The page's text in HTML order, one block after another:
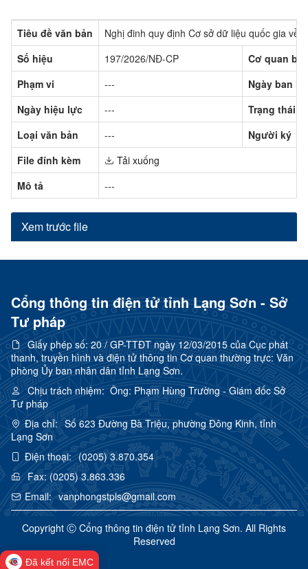
Tiêu đề văn bản
Nghị đinh quy định Cơ sở dữ liệu quốc gia về
Số hiệu
197/2026/NĐ-CP
Cơ quan
Phạm vi
---
Ngày ban
Ngày hiệu lực
---
Trạng thái
Loại văn bản
---
Người ký
File đính kèm
Tải xuống
Mô tả
---
Xem trước file
Cổng thông tin điện tử tỉnh Lạng Sơn - Sở
Tư pháp
Giấy phép số:20 / GP-TTĐT ngày 12/03/2015 của Cục phát
thanh, truyền hình và điện tử thông tin Cơ quan thường trực: Văn
phòng Ủy ban nhân dân tỉnh Lạng Sơn.
Chịu trách nhiệm:Ông: Phạm Hùng Trường - Giám đốc Sở
Tư pháp
Địa chỉ: Số 623 Đường Bà Triệu, phường Đông Kinh, tỉnh
Lạng Sơn
Điện thoại: (0205) 3.870.354
Fax:(0205) 3.863.336
Email: vanphongstpls@gmail.com
Copyright Ⓒ Cổng thông tin điện tử tỉnh Lạng Sơn. All Rights
Reserved
Đã kết nối EMC